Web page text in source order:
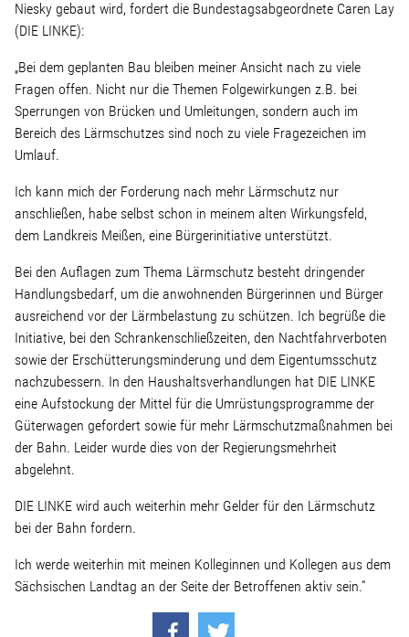
Linke Zukunftsdebatte
Sonstiges
Wahlkreis
Pressemitteilungen
Presse
Pressebilder
Service
Termine
Team
Transparenz
Niesky gebaut wird, fordert die Bundestagsabgeordnete Caren Lay
(DIE LINKE):
„Bei dem geplanten Bau bleiben meiner Ansicht nach zu viele
Fragen offen. Nicht nur die Themen Folgewirkungen z.B. bei
Sperrungen von Brücken und Umleitungen, sondern auch im
Bereich des Lärmschutzes sind noch zu viele Fragezeichen im
Umlauf.
Ich kann mich der Forderung nach mehr Lärmschutz nur
anschließen, habe selbst schon in meinem alten Wirkungsfeld,
dem Landkreis Meißen, eine Bürgerinitiative unterstützt.
Bei den Auflagen zum Thema Lärmschutz besteht dringender
Handlungsbedarf, um die anwohnenden Bürgerinnen und Bürger
ausreichend vor der Lärmbelastung zu schützen. Ich begrüße die
Initiative, bei den Schrankenschließzeiten, den Nachtfahrverboten
sowie der Erschütterungsminderung und dem Eigentumsschutz
nachzubessern. In den Haushaltsverhandlungen hat DIE LINKE
eine Aufstockung der Mittel für die Umrüstungsprogramme der
Güterwagen gefordert sowie für mehr Lärmschutzmaßnahmen bei
der Bahn. Leider wurde dies von der Regierungsmehrheit
abgelehnt.
DIE LINKE wird auch weiterhin mehr Gelder für den Lärmschutz
bei der Bahn fordern.
Ich werde weiterhin mit meinen Kolleginnen und Kollegen aus dem
Sächsischen Landtag an der Seite der Betroffenen aktiv sein.“